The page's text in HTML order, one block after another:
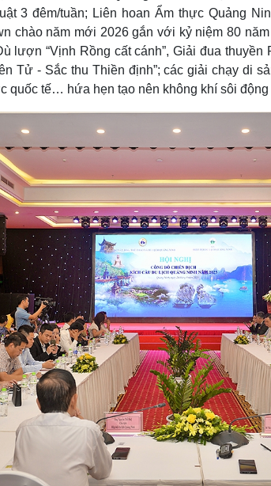
3 đêm/tuần; Liên hoan Ẩm thực Quảng
chào năm mới 2026 gắn với kỷ niệm 80
lượn “Vịnh Rồng cất cánh”, Giải đua thuyền
Tử - Sắc thu Thiền định”; các giải chạy di
quốc tế… hứa hẹn tạo nên không khí sôi